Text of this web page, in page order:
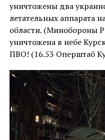
уничтожены два
летательных аппарата
области. (Минобороны
уничтожена в небе
ПВО! (16.53 Оперштаб